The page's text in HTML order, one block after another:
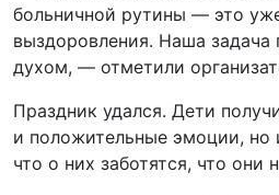
больничной рутины — это
выздоровления. Наша задача
духом, — отметили
Праздник удался. Дети
и положительные эмоции,
что о них заботятся, что они